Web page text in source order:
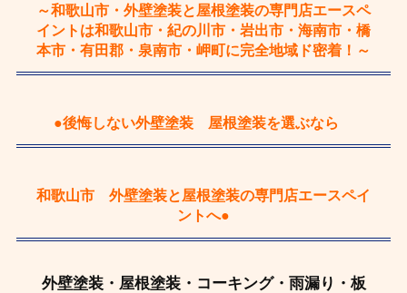
～和歌山市・外壁塗装と屋根塗装の専門店エースペ
イントは和歌山市・紀の川市・岩出市・海南市・橋
本市・有田郡・泉南市・岬町に完全地域ド密着！～
●後悔しない外壁塗装 屋根塗装を選ぶなら
和歌山市 外壁塗装と屋根塗装の専門店エースペイ
ントへ●
外壁塗装・屋根塗装・コーキング・雨漏り・板